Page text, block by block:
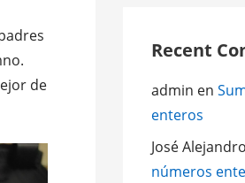
de
Recent
admin en
enteros
José Alejandro
números